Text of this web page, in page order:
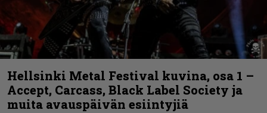
Hellsinki Metal Festival kuvina, osa 1 –
Accept, Carcass, Black Label Society ja
muita avauspäivän esiintyjiä